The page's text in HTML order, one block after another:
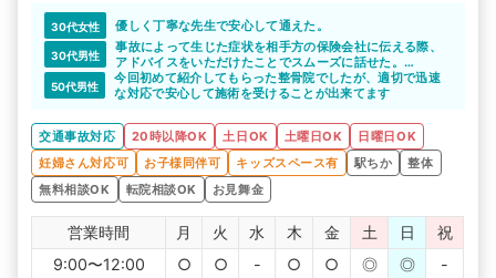
30代女性 優しく丁寧な先生で安心して通えた。
30代男性
事故によって生じた症状を相手方の保険会社に伝える際、
アドバイスをいただけたことでスムーズに話せた。
痛みな痺れなどがしっかりと伝わっていなかったが接骨院
の先生からアドバイスをいただき伝え直すことができた。
ができた。
50代男性
今回初めて紹介してもらった整骨院でしたが、適切で迅速
な対応で安心して施術を受けることが出来てます
交通事故対応 20時以降OK 土日OK 土曜日OK
日曜日OK
妊婦さん対応可
お子様同伴可 キッズスペース有 駅ちか
整体
無料相談OK
転院相談OK お見舞金
営業時間 月 火 水 木 金 土 日
祝
9:00〜12:00
○ ○ - ○ ○ ◎ ◎
-